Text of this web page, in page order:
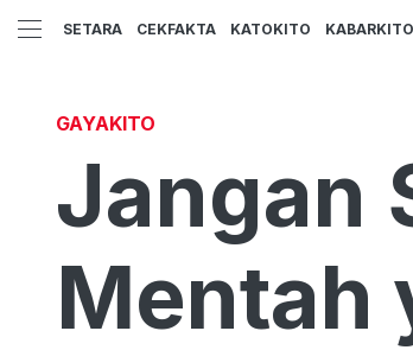
SETARA CEKFAKTA KATOKITO KABARKITO
GAYAKITO
Jangan
Mentah